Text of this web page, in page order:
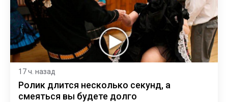
17 ч. назад
Ролик длится несколько секунд, а
смеяться вы будете долго